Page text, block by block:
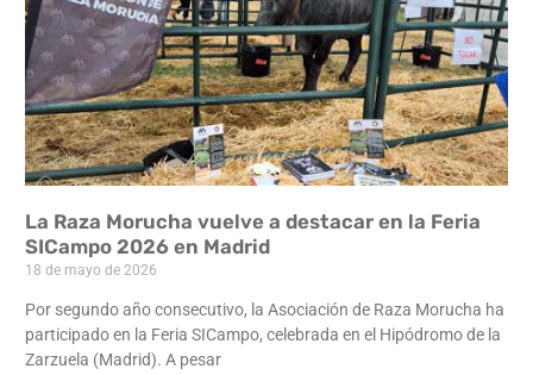
La Raza Morucha vuelve a destacar en la Feria
SICampo 2026 en Madrid
18 de mayo de 2026
Por segundo año consecutivo, la Asociación de Raza Morucha ha
participado en la Feria SICampo, celebrada en el Hipódromo de la
Zarzuela (Madrid). A pesar